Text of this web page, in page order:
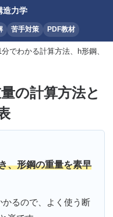
造力学
苦手対策 PDF教材
でわかる計算方法、h形鋼、
の計算方法と
、形鋼の重量を素早
るので、よく使う断